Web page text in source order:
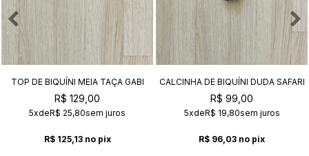
TOP DE BIQUÍNI MEIA TAÇA GABI
SAFARI
R$ 129,00
5xdeR$ 25,80sem juros
R$ 125,13 no pix
CALCINHA DE BIQUÍNI DUDA SAFARI
R$ 99,00
5xdeR$ 19,80sem juros
R$ 96,03 no pix